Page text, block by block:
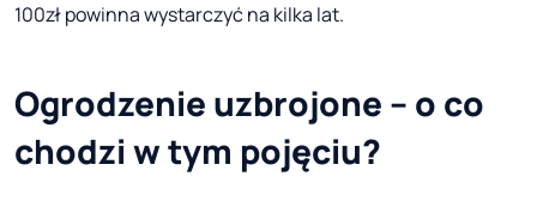
100zł powinna wystarczyć na kilka lat.
Ogrodzenie uzbrojone – o co
chodzi w tym pojęciu?